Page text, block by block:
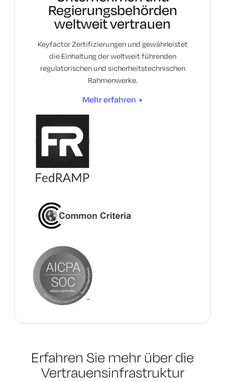
Regierungsbehörden
weltweit vertrauen
Keyfactor Zertifizierungen und gewährleistet
die Einhaltung der weltweit führenden
regulatorischen und sicherheitstechnischen
Rahmenwerke.
Mehr erfahren
Erfahren Sie mehr über die
Vertrauensinfrastruktur